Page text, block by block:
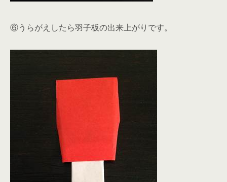
⑥うらがえしたら羽子板の出来上がりです。